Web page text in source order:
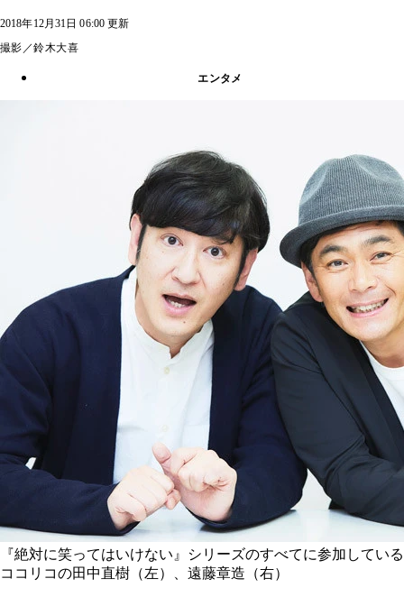
2018年12月31日 06:00 更新
撮影／鈴木大喜
エンタメ
『絶対に笑ってはいけない』シリーズのすべてに参加している
ココリコの田中直樹（左）、遠藤章造（右）